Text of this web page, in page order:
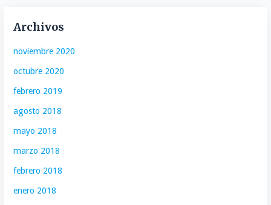
Archivos
noviembre 2020
octubre 2020
febrero 2019
agosto 2018
mayo 2018
marzo 2018
febrero 2018
enero 2018